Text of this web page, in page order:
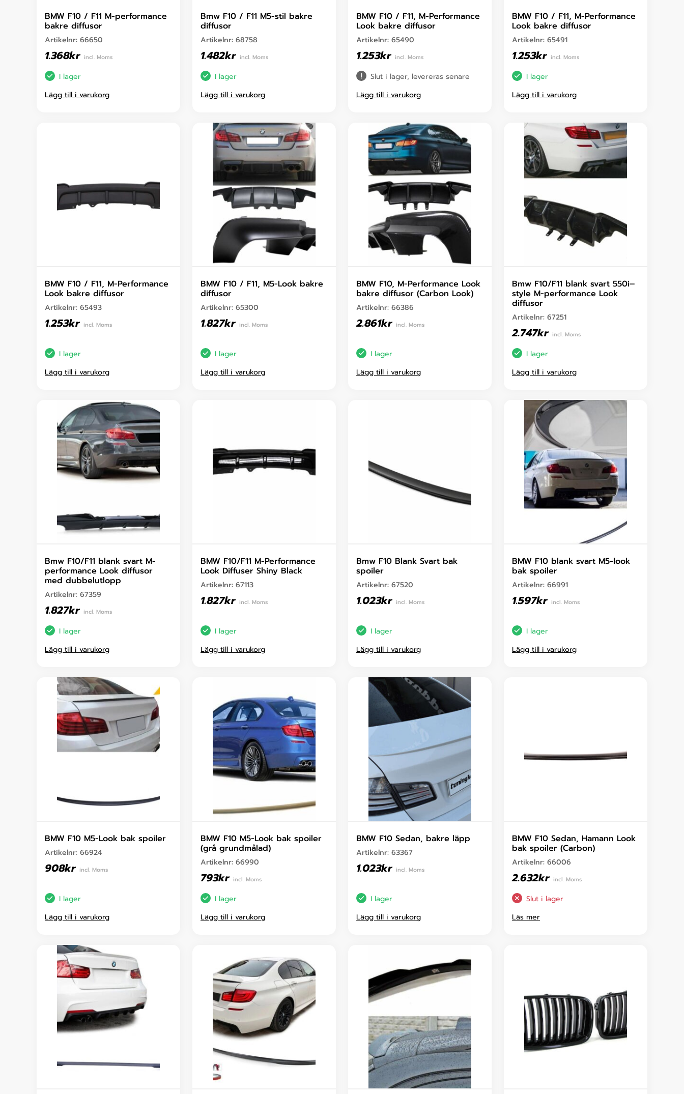
BMW F10 / F11 M-performance
bakre diffusor
Artikelnr: 66650
1.368kr incl. Moms
I lager
Lägg till i varukorg
Bmw F10 / F11 M5-stil bakre
diffusor
Artikelnr: 68758
1.482kr incl. Moms
I lager
Lägg till i varukorg
BMW F10 / F11, M-Performance
Look bakre diffusor
Artikelnr: 65490
1.253kr incl. Moms
Slut i lager, levereras senare
Lägg till i varukorg
BMW F10 / F11, M-Performance
Look bakre diffusor
Artikelnr: 65491
1.253kr incl. Moms
I lager
Lägg till i varukorg
BMW F10 / F11, M-Performance
Look bakre diffusor
Artikelnr: 65493
1.253kr incl. Moms
I lager
Lägg till i varukorg
BMW F10 / F11, M5-Look bakre
diffusor
Artikelnr: 65300
1.827kr incl. Moms
I lager
Lägg till i varukorg
BMW F10, M-Performance Look
bakre diffusor (Carbon Look)
Artikelnr: 66386
2.861kr incl. Moms
I lager
Lägg till i varukorg
Bmw F10/F11 blank svart 550i–
style M-performance Look
diffusor
Artikelnr: 67251
2.747kr incl. Moms
I lager
Lägg till i varukorg
Bmw F10/F11 blank svart M-
performance Look diffusor
med dubbelutlopp
Artikelnr: 67359
1.827kr incl. Moms
I lager
Lägg till i varukorg
BMW F10/F11 M-Performance
Look Diffuser Shiny Black
Artikelnr: 67113
1.827kr incl. Moms
I lager
Lägg till i varukorg
Bmw F10 Blank Svart bak
spoiler
Artikelnr: 67520
1.023kr incl. Moms
I lager
Lägg till i varukorg
BMW F10 blank svart M5-look
bak spoiler
Artikelnr: 66991
1.597kr incl. Moms
I lager
Lägg till i varukorg
BMW F10 M5-Look bak spoiler
Artikelnr: 66924
908kr incl. Moms
I lager
Lägg till i varukorg
BMW F10 M5-Look bak spoiler
(grå grundmålad)
Artikelnr: 66990
793kr incl. Moms
I lager
Lägg till i varukorg
BMW F10 Sedan, bakre läpp
Artikelnr: 63367
1.023kr incl. Moms
I lager
Lägg till i varukorg
BMW F10 Sedan, Hamann Look
bak spoiler (Carbon)
Artikelnr: 66006
2.632kr incl. Moms
Slut i lager
Läs mer